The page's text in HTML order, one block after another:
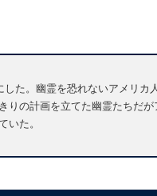
た。幽霊を恐れないアメリカ
りの計画を立てた幽霊たちだ
た。